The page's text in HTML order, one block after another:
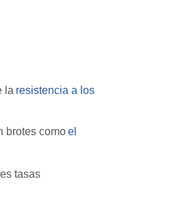
la resistencia a los
brotes comoel
tasas